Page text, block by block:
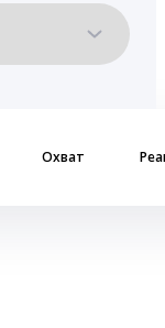
Охват